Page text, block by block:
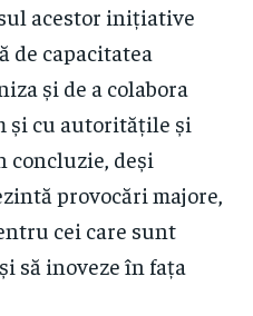
acestor inițiative
de capacitatea
și de a colabora
și cu autoritățile și
concluzie, deși
provocări majore,
cei care sunt
să inoveze în fața